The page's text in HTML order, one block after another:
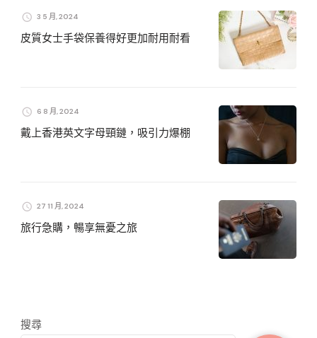
3 5 月, 2024
皮質女士手袋保養得好更加耐用耐看
6 8 月, 2024
戴上香港英文字母頸鏈，吸引力爆棚
27 11 月, 2024
旅行急購，暢享無憂之旅
搜尋